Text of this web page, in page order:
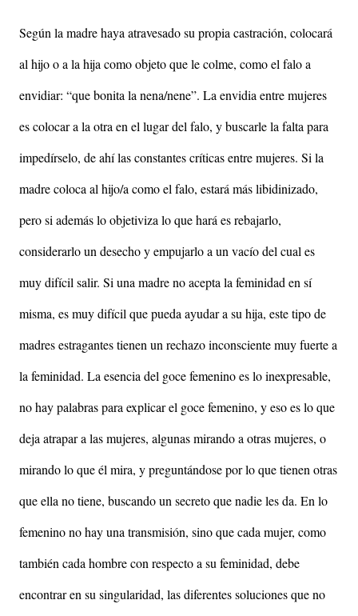
Según la madre haya atravesado su propia castración, colocará
al hijo o a la hija como objeto que le colme, como el falo a
envidiar: “que bonita la nena/nene”. La envidia entre mujeres
es colocar a la otra en el lugar del falo, y buscarle la falta para
impedírselo, de ahí las constantes críticas entre mujeres. Si la
madre coloca al hijo/a como el falo, estará más libidinizado,
pero si además lo objetiviza lo que hará es rebajarlo,
considerarlo un desecho y empujarlo a un vacío del cual es
muy difícil salir. Si una madre no acepta la feminidad en sí
misma, es muy difícil que pueda ayudar a su hija, este tipo de
madres estragantes tienen un rechazo inconsciente muy fuerte a
la feminidad. La esencia del goce femenino es lo inexpresable,
no hay palabras para explicar el goce femenino, y eso es lo que
deja atrapar a las mujeres, algunas mirando a otras mujeres, o
mirando lo que él mira, y preguntándose por lo que tienen otras
que ella no tiene, buscando un secreto que nadie les da. En lo
femenino no hay una transmisión, sino que cada mujer, como
también cada hombre con respecto a su feminidad, debe
encontrar en su singularidad, las diferentes soluciones que no